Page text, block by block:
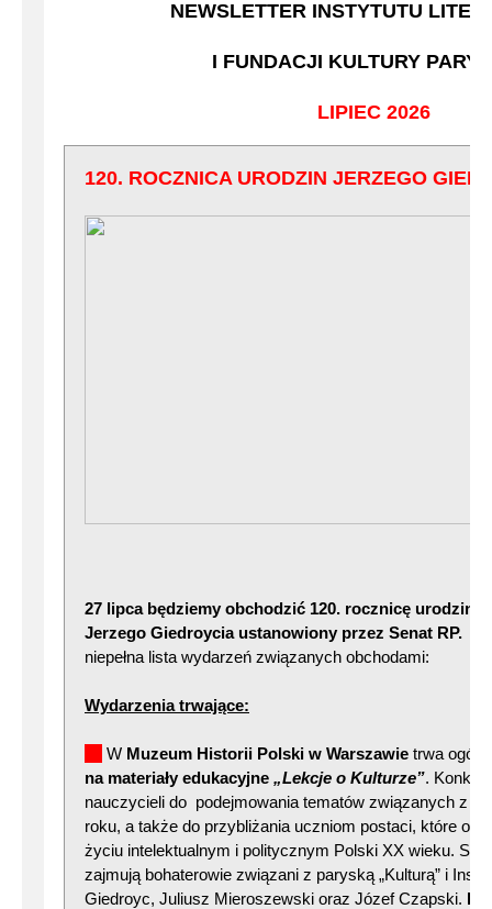
NEWSLETTER INSTYTUTU
I FUNDACJI KULTURY
LIPIEC 2026
120. ROCZNICA URODZIN JERZEGO
27 lipca będziemy obchodzić 120. rocznicę urodzin
Jerzego Giedroycia ustanowiony przez Senat RP.
niepełna lista wydarzeń związanych obchodami:
Wydarzenia trwające:
W Muzeum Historii Polski w Warszawie trwa
na materiały edukacyjne „Lekcje o Kulturze”.
nauczycieli do podejmowania tematów związanych z
roku, a także do przybliżania uczniom postaci, które
życiu intelektualnym i politycznym Polski XX wieku.
zajmują bohaterowie związani z paryską „Kulturą” i
Giedroyc, Juliusz Mieroszewski oraz Józef Czapski.